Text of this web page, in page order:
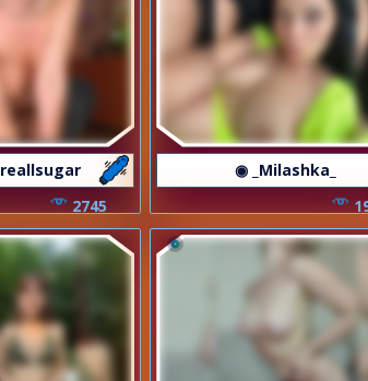
2745
◉ _Milashka_